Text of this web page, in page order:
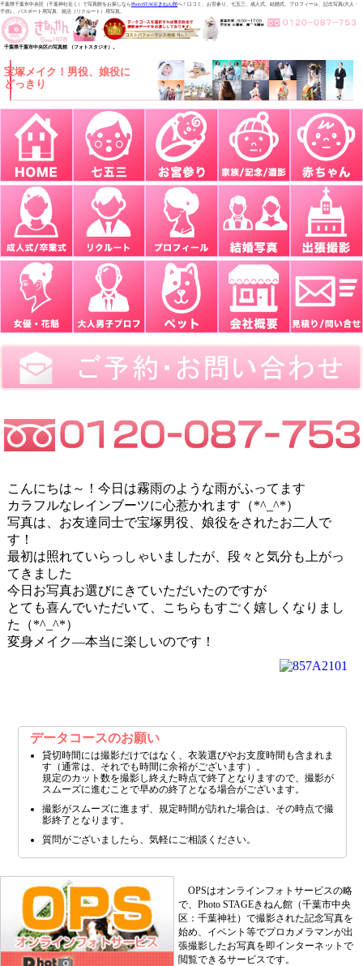
千葉県千葉市中央区（千葉神社近く）で写真館をお探しならPhotoSTAGEきねん館へ！口コミ、お宮参り、七五三、成人式、結婚式、プロフィール、記念写真(大人・
子供) 、パスポート用写真、就活（リクルート）用写真。
千葉県千葉市中央区の写真館 （フォトスタジオ）。
宝塚メイク！男役、娘役に
どっきり
こんにちは～！今日は霧雨のような雨がふってます
カラフルなレインブーツに心惹かれます（*^_^*）
写真は、お友達同士で宝塚男役、娘役をされたお二人で
す！
最初は照れていらっしゃいましたが、段々と気分も上がっ
てきました
今日お写真お選びにきていただいたのですが
とても喜んでいただいて、こちらもすごく嬉しくなりまし
た（*^_^*）
変身メイク―本当に楽しいのです！
データコースのお願い
貸切時間には撮影だけではなく、衣装選びやお支度時間も含まれま
す（通常は、それでも時間に余裕がございます）。
規定のカット数を撮影し終えた時点で終了となりますので、撮影が
スムーズに進むことで早めの終了となる場合がございます。
撮影がスムーズに進まず、規定時間が訪れた場合は、その時点で撮
影終了となります。
質問がございましたら、気軽にご相談ください。
OPSはオンラインフォトサービスの略
で、Photo STAGEきねん館（千葉市中央
区：千葉神社）で撮影された記念写真を
始め、イベント等でプロカメラマンが出
張撮影したお写真を即インターネットで
閲覧できるサービスです。